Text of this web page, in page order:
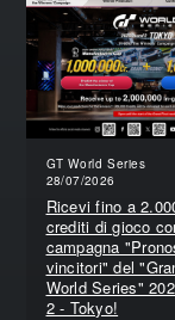
GT World Series
28/07/2026
Ricevi fino a
crediti di gioco
campagna
vincitori" del
World Series"
2 - Tokyo!